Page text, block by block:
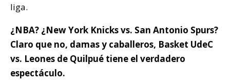
liga.
¿NBA? ¿New York Knicks vs. San Antonio Spurs?
Claro que no, damas y caballeros, Basket UdeC
vs. Leones de Quilpué tiene el verdadero
espectáculo.